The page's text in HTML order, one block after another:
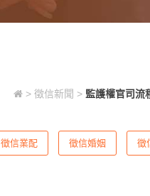
>徵信新聞 > 監護權官司流
徵信業配 徵信婚姻 徵